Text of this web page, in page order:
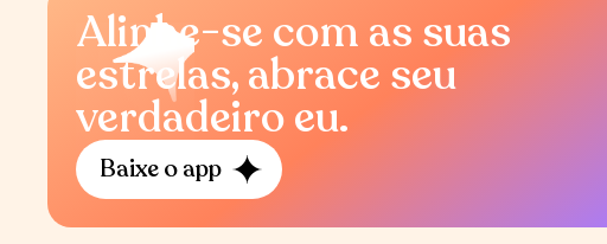
Alinhe-se com as suas
estrelas, abrace seu
verdadeiro eu.
Baixe o app